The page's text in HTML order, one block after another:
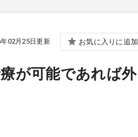
が可能であれば外
02月25日更新 お気に入りに追加